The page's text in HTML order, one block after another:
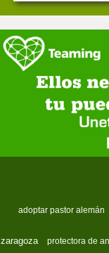
adoptar pastor alemán
zaragoza protectora de